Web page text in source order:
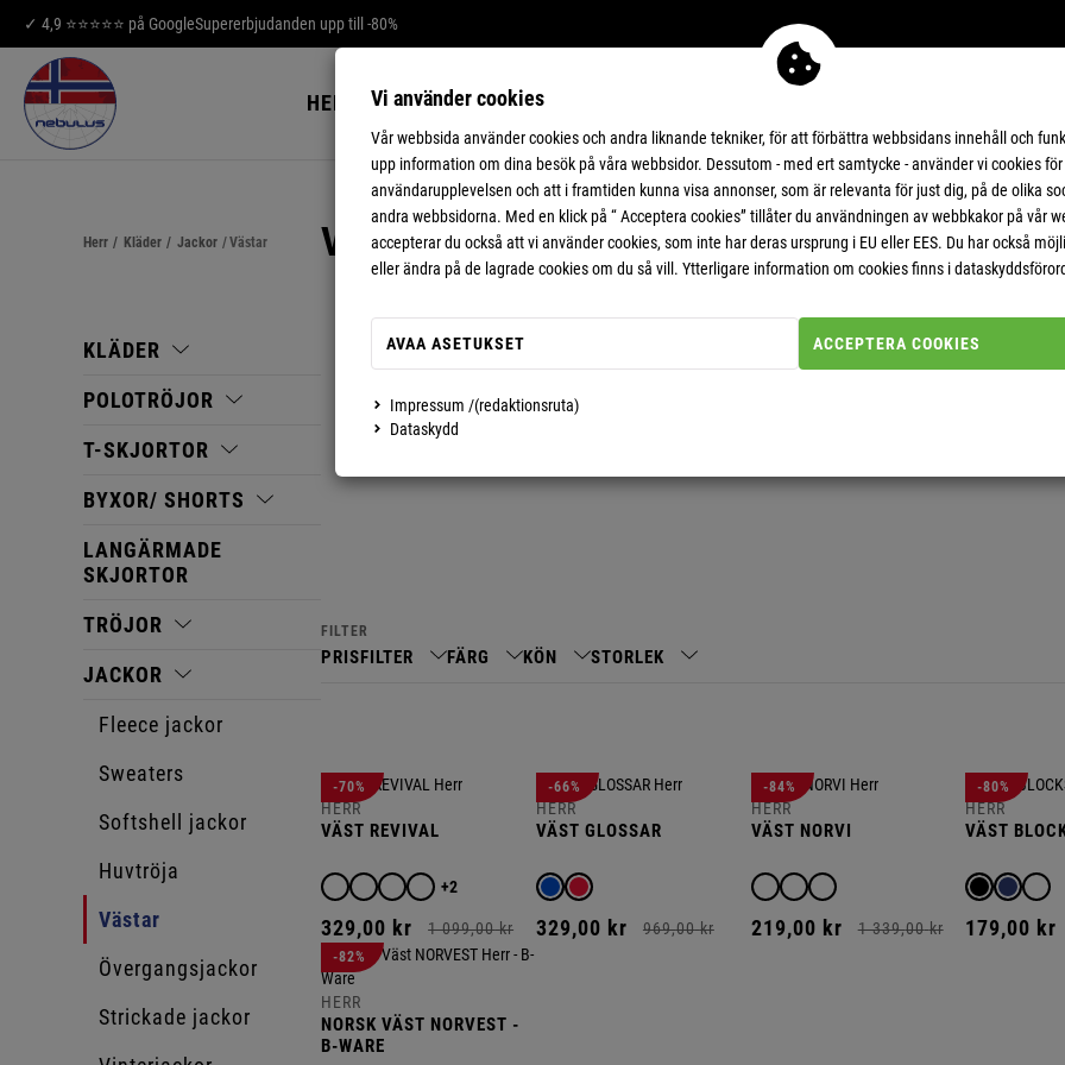
✓ 4,9 ⭐⭐⭐⭐⭐ på GoogleSupererbjudanden upp till -80%
HERR DAMER
Herr / Kläder / Jackor /Västar
KLÄDER
POLOTRÖJOR
T-SKJORTOR
BYXOR/ SHORTS
LANGÄRMADE
SKJORTOR
TRÖJOR
JACKOR
Fleece jackor
Sweaters
Softshell jackor
Huvtröja
Västar
Övergangsjackor
Strickade jackor
VÄSTAR
FILTER
PRISFILTER FÄRG KÖN STORLEK
HERR
VÄST REVIVAL
+2
329,00 kr 1 099,00 kr
-70%
HERR
VÄST GLOSSAR
329,00 kr 969,00 kr
-66%
HERR
VÄST NORVI
219,00 kr 1 339,00 kr
-84%
HERR
VÄST
179,00 kr
-80%
HERR
NORSK VÄST NORVEST -
B-WARE
-82%
Vi använder cookies
Vår webbsida använder cookies och andra liknande tekniker, för att förbättra webbsidans innehåll och
upp information om dina besök på våra webbsidor. Dessutom - med ert samtycke - använder vi cookies
användarupplevelsen och att i framtiden kunna visa annonser, som är relevanta för just dig, på de olika
andra webbsidorna. Med en klick på “ Acceptera cookies” tillåter du användningen av webbkakor på vår
accepterar du också att vi använder cookies, som inte har deras ursprung i EU eller EES. Du har också
eller ändra på de lagrade cookies om du så vill. Ytterligare information om cookies finns i
AVAA ASETUKSET ACCEPTERA COOKIES
Impressum /(redaktionsruta)
Dataskydd